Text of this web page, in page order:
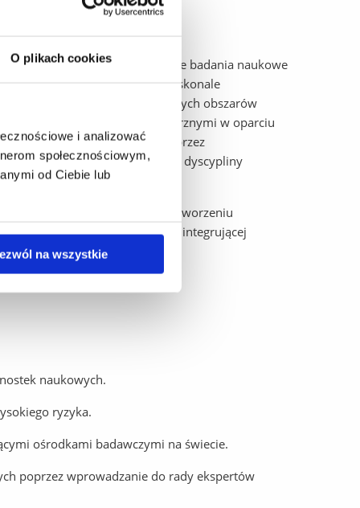
O plikach cookies
i analizować
społecznościowym,
od Ciebie lub
na wszystkie
świecie opartej o innowacyjne badania naukowe
kompetentnej i doskonale
nowych interdyscyplinarnych obszarów
partnerami zewnętrznymi w oparciu
umiędzynarodowienia poprzez
zagranicznymi z radą naukową dyscypliny
biologicznej, polegającej na stworzeniu
dla teranostyki skupiającej i integrującej
naukowych.
ryzyka.
ośrodkami badawczymi na świecie.
poprzez wprowadzanie do rady ekspertów